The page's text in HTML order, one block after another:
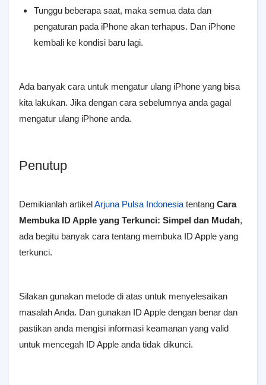
Tunggu beberapa saat, maka semua data dan
pengaturan pada iPhone akan terhapus. Dan iPhone
kembali ke kondisi baru lagi.
Ada banyak cara untuk mengatur ulang iPhone yang bisa
kita lakukan. Jika dengan cara sebelumnya anda gagal
mengatur ulang iPhone anda.
Penutup
Demikianlah artikelArjuna Pulsa Indonesia tentang Cara
Membuka ID Apple yang Terkunci: Simpel dan Mudah,
ada begitu banyak cara tentang membuka ID Apple yang
terkunci.
Silakan gunakan metode di atas untuk menyelesaikan
masalah Anda. Dan gunakan ID Apple dengan benar dan
pastikan anda mengisi informasi keamanan yang valid
untuk mencegah ID Apple anda tidak dikunci.